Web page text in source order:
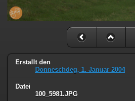
Erstallt den
Donneschdeg, 1. Januar 2004
Datei
100_5981.JPG